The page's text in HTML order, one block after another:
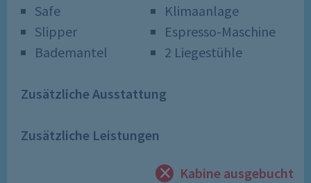
Safe
Klimaanlage
Slipper
Espresso-Maschine
Bademantel
2 Liegestühle
Zusätzliche Ausstattung
Zusätzliche Leistungen
Kabine ausgebucht